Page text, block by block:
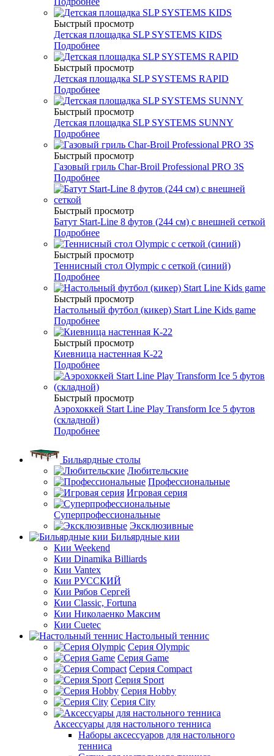
Быстрый просмотр
Детская площадка SLP SYSTEMS KIDS
Подробнее
Быстрый просмотр
Детская площадка SLP SYSTEMS RAPID
Подробнее
Быстрый просмотр
Детская площадка SLP SYSTEMS SUNNY
Подробнее
Быстрый просмотр
Газовый гриль Char-Broil Professional PRO 3S
Подробнее
Быстрый просмотр
Батут Start-Line 8 футов (244 см) с внешней сеткой
Подробнее
Быстрый просмотр
Теннисный стол Olympic с сеткой (синий)
Подробнее
Быстрый просмотр
Настольный футбол (кикер) Start Line Kids game
Подробнее
Быстрый просмотр
Киевница настенная К-22
Подробнее
Быстрый просмотр
Аэрохоккей Start Line Play Transform Ice 5 футов
(складной)
Подробнее
Бильярдные столы
Любительские
Профессиональные
Игровая серия
Суперпрофессиональные
Эксклюзивные
Бильярдные кии
Кии Weekend
Кии Dinamika Billiards
Кии Vantex
Кии РУССКИЙ
Кии Рябов Сергей
Кии Classic, Fortuna
Кии Николаенко Максим
Кии Cuetec
Настольный теннис
Серия Olympic
Серия Game
Серия Compact
Серия Sport
Серия Hobby
Серия City
Аксессуары для настольного тенниса
Наборы аксессуаров для настольного
тенниса